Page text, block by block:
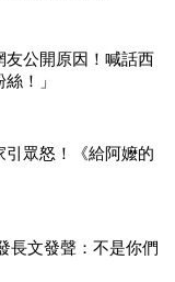
公開原因！喊話西
！」
眾怒！《給阿嬤的
長文發聲：不是你們